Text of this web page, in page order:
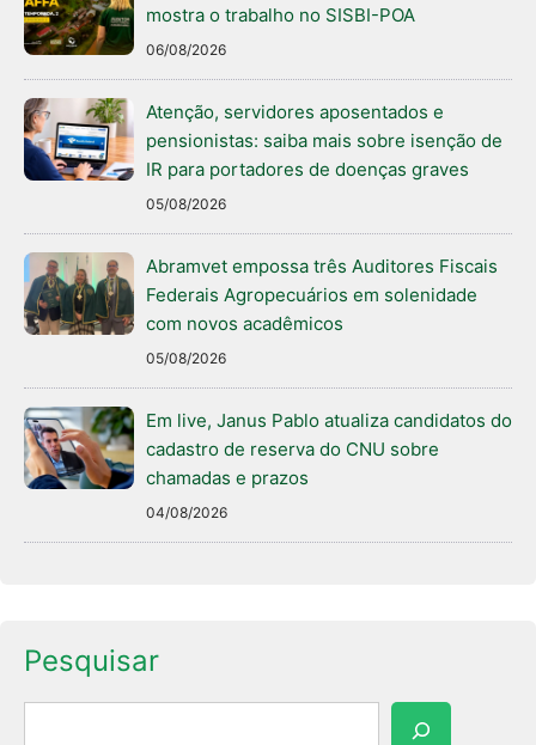
mostra o trabalho no SISBI-POA
06/08/2026
Atenção, servidores aposentados e
pensionistas: saiba mais sobre isenção de
IR para portadores de doenças graves
05/08/2026
Abramvet empossa três Auditores Fiscais
Federais Agropecuários em solenidade
com novos acadêmicos
05/08/2026
Em live, Janus Pablo atualiza candidatos do
cadastro de reserva do CNU sobre
chamadas e prazos
04/08/2026
Pesquisar